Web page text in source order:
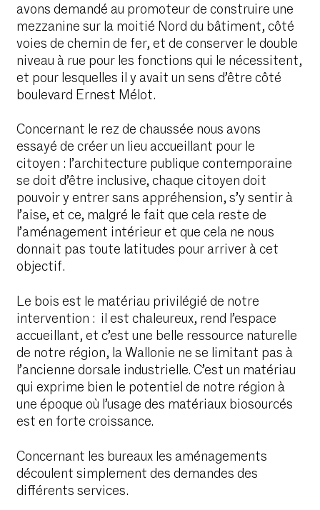
avons demandé au promoteur de construire une
mezzanine sur la moitié Nord du bâtiment, côté
voies de chemin de fer, et de conserver le double
niveau à rue pour les fonctions qui le nécessitent,
et pour lesquelles il y avait un sens d’être côté
boulevard Ernest Mélot.
Concernant le rez de chaussée nous avons
essayé de créer un lieu accueillant pour le
citoyen : l’architecture publique contemporaine
se doit d’être inclusive, chaque citoyen doit
pouvoir y entrer sans appréhension, s’y sentir à
l’aise, et ce, malgré le fait que cela reste de
l’aménagement intérieur et que cela ne nous
donnait pas toute latitudes pour arriver à cet
objectif.
Le bois est le matériau privilégié de notre
intervention : il est chaleureux, rend l’espace
accueillant, et c’est une belle ressource naturelle
de notre région, la Wallonie ne se limitant pas à
l’ancienne dorsale industrielle. C’est un matériau
qui exprime bien le potentiel de notre région à
une époque où l’usage des matériaux biosourcés
est en forte croissance.
Concernant les bureaux les aménagements
découlent simplement des demandes des
différents services.